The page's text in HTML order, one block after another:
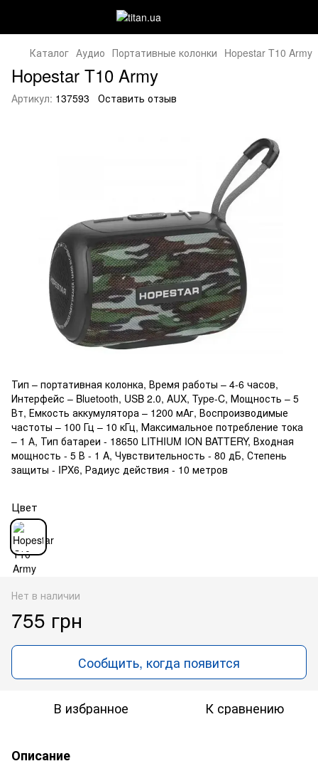
Каталог Аудио Портативные колонки Hopestar T10 Army
Hopestar T10 Army
Артикул: 137593 Оставить отзыв
Тип – портативная колонка, Время работы – 4-6 часов,
Интерфейс – Bluetooth, USB 2.0, AUX, Type-C, Мощность – 5
Вт, Емкость аккумулятора – 1200 мAг, Воспроизводимые
частоты – 100 Гц – 10 кГц, Максимальное потребление тока
– 1 А, Тип батареи - 18650 LITHIUM ION BATTERY, Входная
мощность - 5 В - 1 A, Чувствительность - 80 дБ, Степень
защиты - IPX6, Радиус действия - 10 метров
Цвет
Нет в наличии
755 грн
Сообщить, когда появится
В избранное К сравнению
Описание